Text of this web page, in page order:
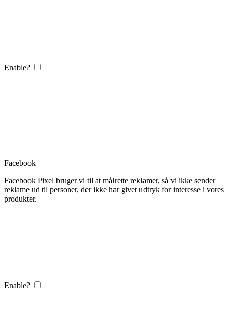
Enable?
Facebook
Facebook Pixel bruger vi til at målrette reklamer, så vi ikke sender
reklame ud til personer, der ikke har givet udtryk for interesse i vores
produkter.
Enable?